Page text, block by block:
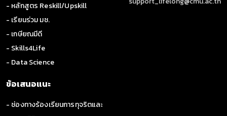
- หลักสูตร Reskill/Upskill
- เรียนร่วม มช.
- เกษียณมีดี
- Skills4Life
- Data Science
ข้อเสนอแนะ
- ช่องทางร้องเรียนการทุจริตและ